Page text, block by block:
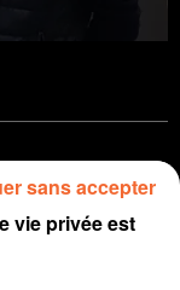
vie privée est
sans accepter